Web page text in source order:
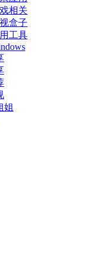
相关
盒子
工具
姐